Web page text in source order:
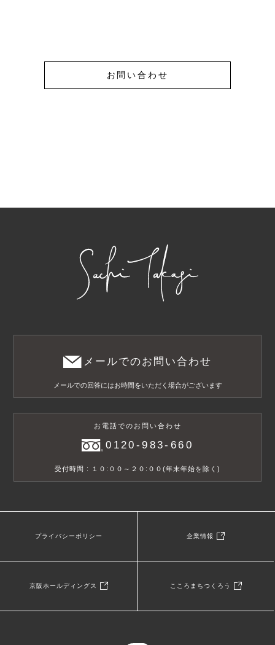
お問い合わせ
メールでのお問い合わせ
メールでの回答にはお時間をいただく場合がございます
お電話でのお問い合わせ
0120-983-660
受付時間 : １０:００～２０:００(年末年始を除く)
プライバシーポリシー 企業情報
京阪ホールディングス こころまちつくろう